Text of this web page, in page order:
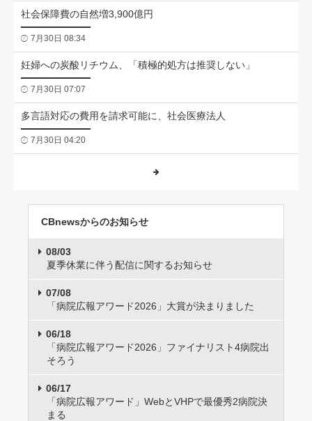
社会保障費の自然増3,900億円
7月30日 08:34
妊婦への炭酸リチウム、「積極的処方は推奨しない」
7月30日 07:07
多言語対応の費用を請求可能に、社会医療法人
7月30日 04:20
CBnewsからのお知らせ
08/03
夏季休業に伴う配信に関するお知らせ
07/08
「病院広報アワード2026」大賞が決まりました
06/18
「病院広報アワード2026」ファイナリスト4病院出
そろう
06/17
「病院広報アワード」WebとVHPで最優秀2病院決
まる